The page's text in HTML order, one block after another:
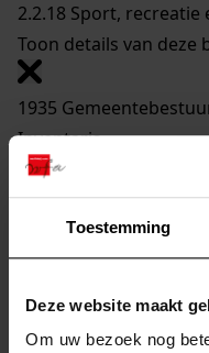
Toestemming
Deze website maakt
Om uw bezoek nog
2.2.18 Sport, recreatie
Toon details van deze
1935
Inventaris
2. Stukken
2.2 Taakuitoefening
Mijn Studiezaal